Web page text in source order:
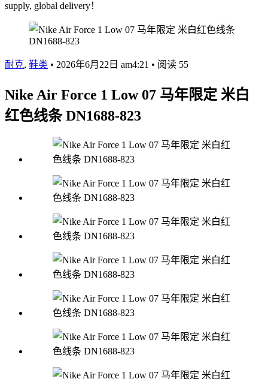
supply, global delivery！
耐克, 鞋类 • 2026年6月22日 am4:21 • 阅读 55
Nike Air Force 1 Low 07 马年限定 米白
红色线条 DN1688-823